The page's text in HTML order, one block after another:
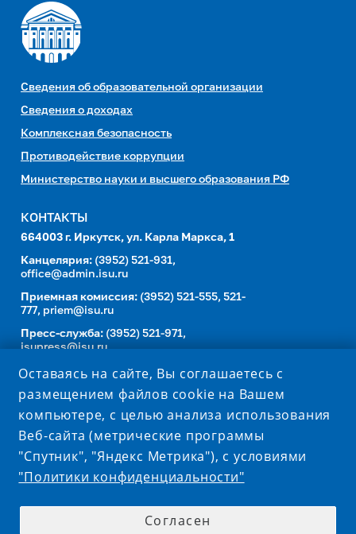
Сведения об образовательной организации
Сведения о доходах
Комплексная безопасность
Противодействие коррупции
Министерство науки и высшего образования РФ
КОНТАКТЫ
664003 г. Иркутск, ул. Карла Маркса, 1
Канцелярия: (3952) 521-931,
office@admin.isu.ru
Приемная комиссия: (3952) 521-555, 521-
777, priem@isu.ru
Пресс-служба: (3952) 521-971,
isupress@isu.ru
Телефонный справочник
© 1999-2026 ISU.RU – ОФИЦИАЛЬНЫЙ САЙТ ФГБОУ ВО
Оставаясь на сайте, Вы соглашаетесь с
размещением файлов cookie на Вашем
компьютере, с целью анализа использования
Веб-сайта (метрические программы
"Спутник", "Яндекс Метрика"), с условиями
"Политики конфиденциальности"
Согласен